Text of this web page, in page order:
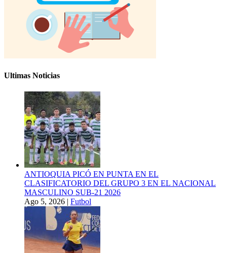
Ultimas Noticias
ANTIOQUIA PICÓ EN PUNTA EN EL
CLASIFICATORIO DEL GRUPO 3 EN EL NACIONAL
MASCULINO SUB-21 2026
Ago 5, 2026 | Futbol